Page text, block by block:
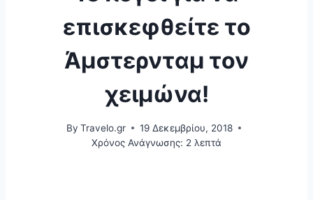
επισκεφθείτε το
Άμστερνταμ τον
χειμώνα!
By Travelo.gr
19 Δεκεμβρίου, 2018
Χρόνος Ανάγνωσης: 2 λεπτά